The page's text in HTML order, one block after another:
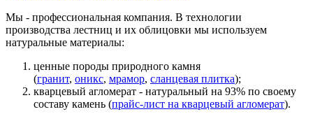
Мы - профессиональная компания. В технологии
производства лестниц и их облицовки мы используем
натуральные материалы:
ценные породы природного камня
(гранит, оникс, мрамор, сланцевая плитка);
кварцевый агломерат - натуральный на 93% по своему
составу камень (прайс-лист на кварцевый агломерат).